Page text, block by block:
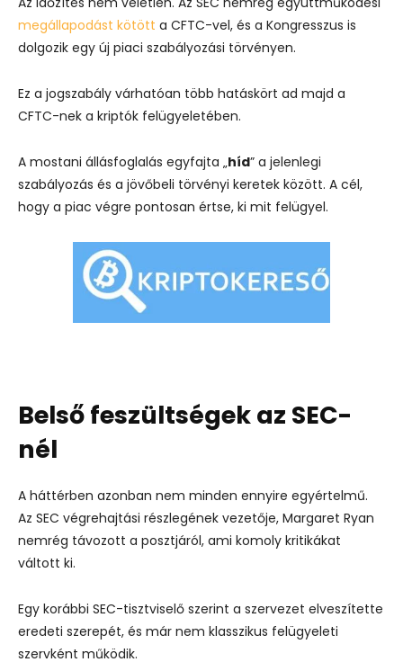
megállapodást kötött a CFTC-vel, és a Kongresszus is
dolgozik egy új piaci szabályozási törvényen.
Ez a jogszabály várhatóan több hatáskört ad majd a
CFTC-nek a kriptók felügyeletében.
A mostani állásfoglalás egyfajta „híd” a jelenlegi
szabályozás és a jövőbeli törvényi keretek között. A cél,
hogy a piac végre pontosan értse, ki mit felügyel.
Belső feszültségek az SEC-
nél
A háttérben azonban nem minden ennyire egyértelmű.
Az SEC végrehajtási részlegének vezetője, Margaret Ryan
nemrég távozott a posztjáról, ami komoly kritikákat
váltott ki.
Egy korábbi SEC-tisztviselő szerint a szervezet elveszítette
eredeti szerepét, és már nem klasszikus felügyeleti
szervként működik.